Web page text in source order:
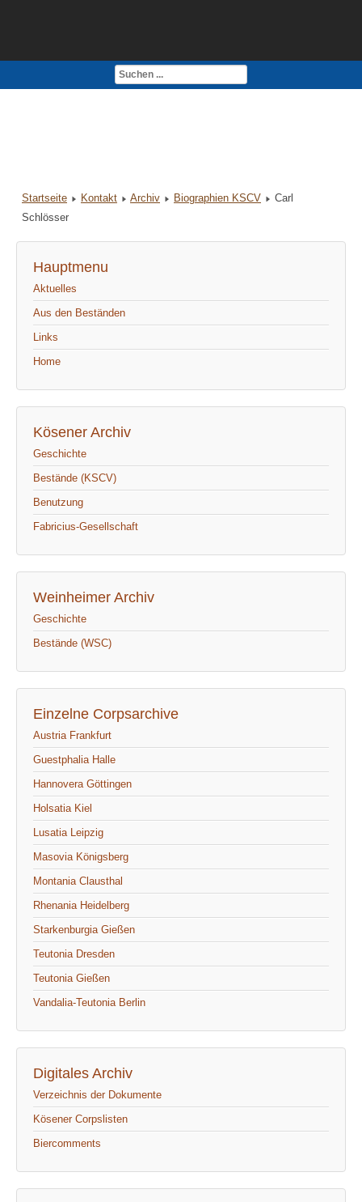
Impressum
Startseite Kontakt Archiv Biographien KSCV
Carl
Schlösser
Hauptmenu
Aktuelles
Aus den Beständen
Links
Home
Kösener Archiv
Geschichte
Bestände (KSCV)
Benutzung
Fabricius-Gesellschaft
Weinheimer Archiv
Geschichte
Bestände (WSC)
Einzelne Corpsarchive
Austria Frankfurt
Guestphalia Halle
Hannovera Göttingen
Holsatia Kiel
Lusatia Leipzig
Masovia Königsberg
Montania Clausthal
Rhenania Heidelberg
Starkenburgia Gießen
Teutonia Dresden
Teutonia Gießen
Vandalia-Teutonia Berlin
Digitales Archiv
Verzeichnis der Dokumente
Kösener Corpslisten
Biercomments